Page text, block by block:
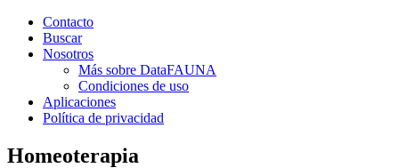
Contacto
Buscar
Nosotros
Más sobre DataFAUNA
Condiciones de uso
Aplicaciones
Política de privacidad
Homeoterapia